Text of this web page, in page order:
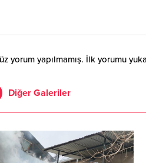
yorum yapılmamış. İlk yorumu
Diğer Galeriler